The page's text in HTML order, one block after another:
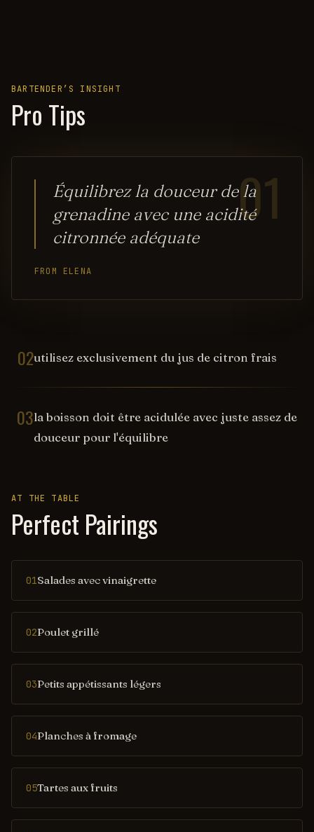
BARTENDER’S INSIGHT
Pro Tips
01
Équilibrez la douceur de la
grenadine avec une acidité
citronnée adéquate
FROM ELENA
02utilisez exclusivement du jus de citron frais
03la boisson doit être acidulée avec juste assez de
douceur pour l'équilibre
AT THE TABLE
Perfect Pairings
01Salades avec vinaigrette
02Poulet grillé
03Petits appétissants légers
04Planches à fromage
05Tartes aux fruits